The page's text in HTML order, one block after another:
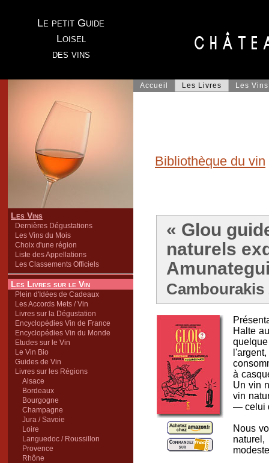
Le petit Guide
Loisel
des vins
Les Vins
Dernières Dégustations
Les Vins du Mois
Choix d'une région
Liste des Appellations
Les Classements Officiels
Les Livres sur le Vin
Plein d'Idées de Cadeaux
Les Accords Mets / Vin
Livres sur la Dégustation
Encyclopédies Vin de France
Encyclopédies Vin du Monde
Etudes sur le Vin
Le Vin Bio
Guides de Vin
Livres sur les Régions
Alsace
Bordeaux
Bourgogne
Champagne
Jura / Savoie
Loire
Languedoc / Roussillon
Provence
Rhône
Accueil Les Livres Les Vins
Bibliothèque du vin
« Glou
naturels
Cambourakis
Halte
à
Un vin
vin
― celui
Nous